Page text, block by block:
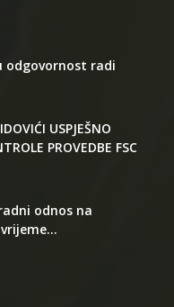
odgovornost radi
USPJEŠNO
PROVEDBE FSC
odnos na